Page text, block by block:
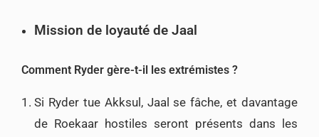
Mission de loyauté de Jaal
Comment Ryder gère-t-il les extrémistes ?
Si Ryder tue Akksul, Jaal se fâche, et davantage
de Roekaar hostiles seront présents dans les